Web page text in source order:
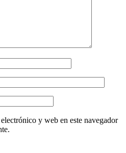
y web en este navegador